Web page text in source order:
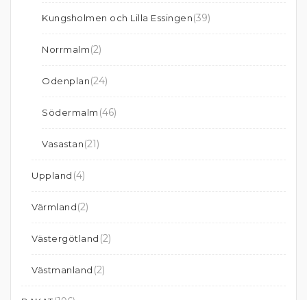
Kungsholmen och Lilla Essingen(39)
Norrmalm(2)
Odenplan(24)
Södermalm (46)
Vasastan(21)
Uppland (4)
Värmland(2)
Västergötland (2)
Västmanland (2)